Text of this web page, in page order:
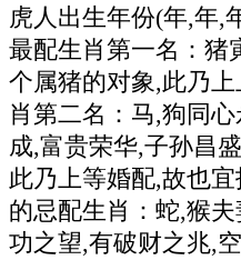
虎人出生年份(年,年,
最配生肖第一名：猪
个属猪的对象,此乃
肖第二名：马,狗同
成,富贵荣华,子孙昌
此乃上等婚配,故也
的忌配生肖：蛇,猴
功之望,有破财之兆,